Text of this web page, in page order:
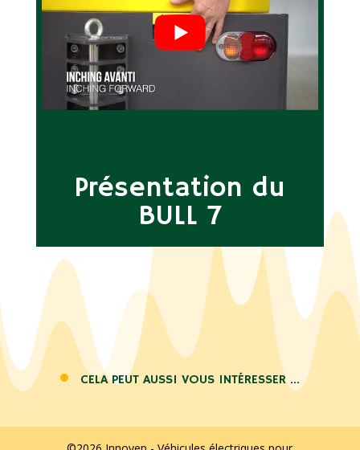
Présentation du
BULL 7
CELA PEUT AUSSI VOUS INTÉRESSER …